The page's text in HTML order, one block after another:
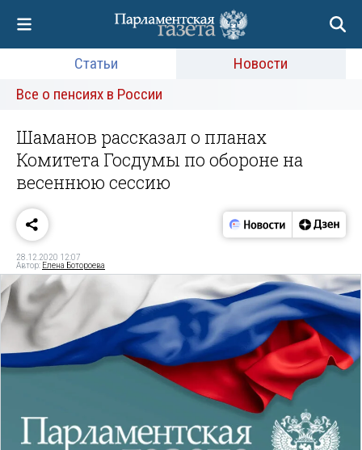
Статьи
Новости
Все о пенсиях в России
Шаманов рассказал о планах
Комитета Госдумы по обороне на
весеннюю сессию
28.12.2020 12:07
Автор: Елена Ботороева